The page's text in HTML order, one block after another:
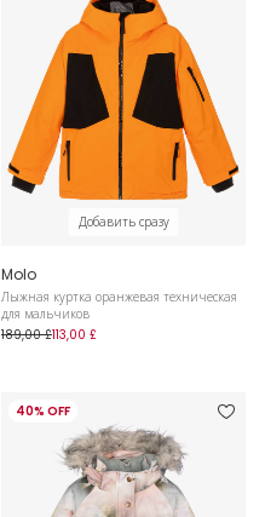
Добавить сразу
Molo
Лыжная куртка оранжевая техническая
для мальчиков
189,00 £113,00 £
40% OFF